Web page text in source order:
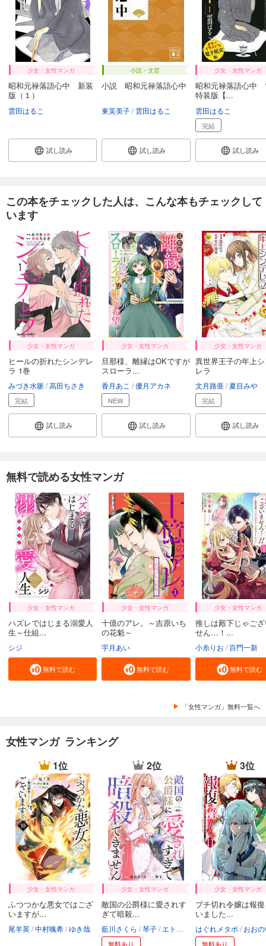
少女・女性マンガ
昭和元禄落語心中 新装
版（１）
雲田はるこ
試し読み
小説・文芸
小説 昭和元禄落語心中
東芙美子 雲田はるこ
試し読み
少女・女性マンガ
昭和元禄落語心中
特装版【...
雲田はるこ
完結
試し読み
この本をチェックした人は、こんな本もチェックして
います
少女・女性マンガ
ヒールの折れたシンデレ
ラ 1巻
みづき水脈 高田ちさき
完結
試し読み
少女・女性マンガ
旦那様、離縁はOKですが
スローラ...
香月あこ 優月アカネ
NEW
試し読み
少女・女性マンガ
異世界王子の年上
レラ
文月路亜 夏目みや
完結
試し読み
無料で読める女性マンガ
少女・女性マンガ
ハズレではじまる溺愛人
生～仕組...
シジ
無料で読む
少女・女性マンガ
十億のアレ。～吉原いち
の花魁～
宇月あい
無料で読む
少女・女性マンガ
推しは殿下じゃご
せん…！...
小糸りお 百門一新
無料で読む
「女性マンガ」無料一覧へ
女性マンガ ランキング
1位
少女・女性マンガ
ふつつかな悪女ではござ
いますが...
尾羊英 中村颯希 ゆき哉
2位
少女・女性マンガ
敵国の公爵様に愛されす
ぎて暗殺...
藍川さくら 琴子 エトワール編集部
無料あり
3位
少女・女性マンガ
ブチ切れ令嬢は報
いました...
はぐれメタボ おおの
無料あり